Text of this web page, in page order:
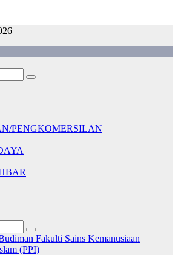
PENGKOMERSILAN
Fakulti Sains Kemanusiaan
(PPI)